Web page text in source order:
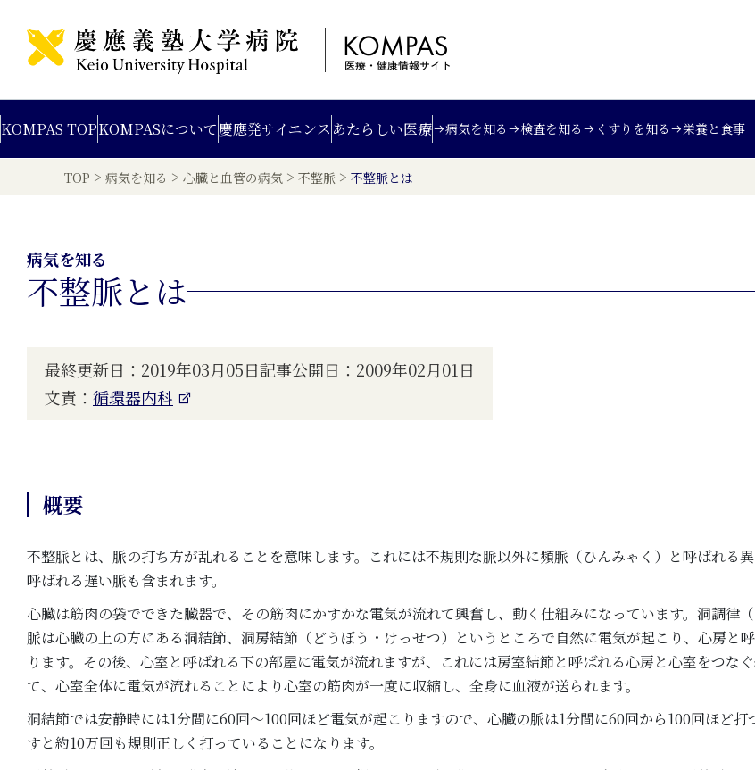
KOMPAS TOPKOMPASについて慶應発サイエンス あたらしい医療 病気を知る 検査を知る くすりを知る 栄養と食事
TOP > 病気を知る > 心臓と血管の病気 > 不整脈 > 不整脈とは
病気を知る
不整脈とは
最終更新日：2019年03月05日記事公開日：2009年02月01日
文責： 循環器内科
概要
不整脈とは、脈の打ち方が乱れることを意味します。これには不規則な脈以外に頻脈（ひんみゃく）と呼ばれる
呼ばれる遅い脈も含まれます。
心臓は筋肉の袋でできた臓器で、その筋肉にかすかな電気が流れて興奮し、動く仕組みになっています。洞調律
脈は心臓の上の方にある洞結節、洞房結節（どうぼう・けっせつ）というところで自然に電気が起こり、心房と
ります。その後、心室と呼ばれる下の部屋に電気が流れますが、これには房室結節と呼ばれる心房と心室をつな
て、心室全体に電気が流れることにより心室の筋肉が一度に収縮し、全身に血液が送られます。
洞結節では安静時には1分間に60回～100回ほど電気が起こりますので、心臓の脈は1分間に60回から100回ほど
すと約10万回も規則正しく打っていることになります。